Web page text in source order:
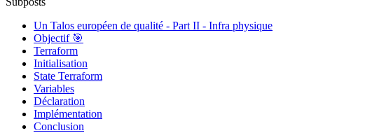
Un Talos européen de qualité - Part II - Infra physique
Objectif 🎯
Terraform
Initialisation
State Terraform
Variables
Déclaration
Implémentation
Conclusion